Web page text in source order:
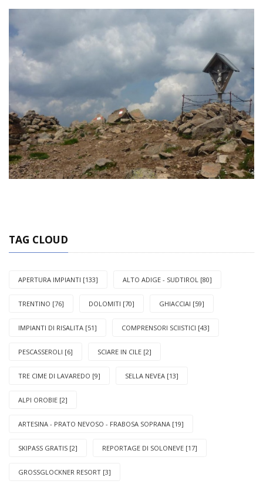
TAG CLOUD
APERTURA IMPIANTI [133] ALTO ADIGE - SUDTIROL [80]
TRENTINO [76] DOLOMITI [70] GHIACCIAI [59]
IMPIANTI DI RISALITA [51] COMPRENSORI SCIISTICI [43]
PESCASSEROLI [6] SCIARE IN CILE [2]
TRE CIME DI LAVAREDO [9] SELLA NEVEA [13]
ALPI OROBIE [2]
ARTESINA - PRATO NEVOSO - FRABOSA SOPRANA [19]
SKIPASS GRATIS [2] REPORTAGE DI SOLONEVE [17]
GROSSGLOCKNER RESORT [3]